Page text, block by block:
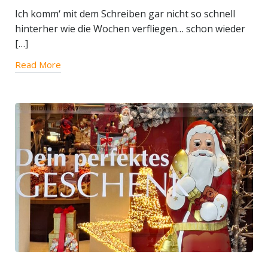
Ich komm‘ mit dem Schreiben gar nicht so schnell
hinterher wie die Wochen verfliegen… schon wieder
[…]
Read More